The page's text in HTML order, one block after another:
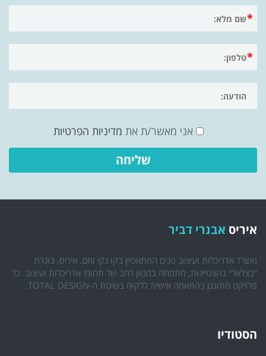
אני מאשר/ת את מדיניות הפרטיות
איריס אבנרי דביר
משרד אדריכלות ועיצוב פנים המתאפיין בקו נקי וחם. איריס, בוגרת
״בצלאל״ בהצטיינות, מתמחה במגוון רחב של תחומי אדריכלות ועיצוב. כל
פרויקט מתוכנן בהתאמה אישית ללקוח בשיטת ה-TOTAL DESIGN.
הסטודיו